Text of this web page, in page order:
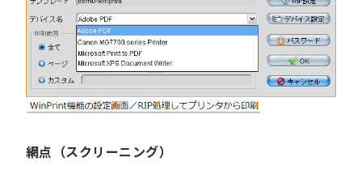
網点（スクリーニング）